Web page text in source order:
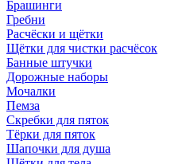
Брашинги
Гребни
Расчёски и щётки
Щётки для чистки расчёсок
Банные штучки
Дорожные наборы
Мочалки
Пемза
Скребки для пяток
Тёрки для пяток
Шапочки для душа